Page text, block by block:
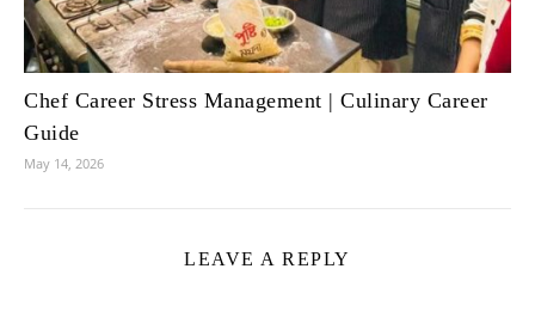
Chef Career Stress Management | Culinary Career
Guide
May 14, 2026
LEAVE A REPLY